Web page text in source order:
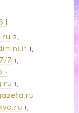
|
2
1
7 1
-
1
1